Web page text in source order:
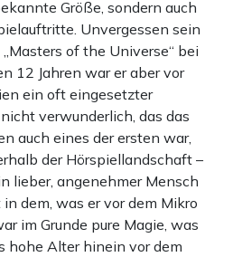
Größe, sondern auch
Unvergessen sein
of the Universe“ bei
12 Jahren war er aber vor
ein oft eingesetzter
verwunderlich, das das
auch eines der ersten war,
der Hörspiellandschaft –
lieber, angenehmer Mensch
dem, was er vor dem Mikro
im Grunde pure Magie, was
hohe Alter hinein vor dem